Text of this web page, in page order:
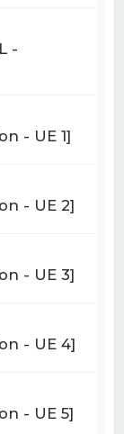
-
- UE 1]
- UE 2]
- UE 3]
- UE 4]
- UE 5]